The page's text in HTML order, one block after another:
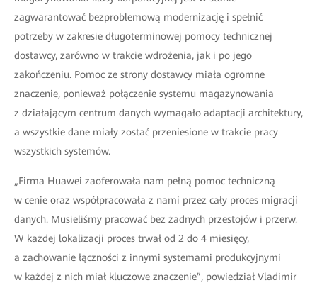
zagwarantować bezproblemową modernizację i spełnić
potrzeby w zakresie długoterminowej pomocy technicznej
dostawcy, zarówno w trakcie wdrożenia, jak i po jego
zakończeniu. Pomoc ze strony dostawcy miała ogromne
znaczenie, ponieważ połączenie systemu magazynowania
z działającym centrum danych wymagało adaptacji architektury,
a wszystkie dane miały zostać przeniesione w trakcie pracy
wszystkich systemów.
„Firma Huawei zaoferowała nam pełną pomoc techniczną
w cenie oraz współpracowała z nami przez cały proces migracji
danych. Musieliśmy pracować bez żadnych przestojów i przerw.
W każdej lokalizacji proces trwał od 2 do 4 miesięcy,
a zachowanie łączności z innymi systemami produkcyjnymi
w każdej z nich miał kluczowe znaczenie”, powiedział Vladimir